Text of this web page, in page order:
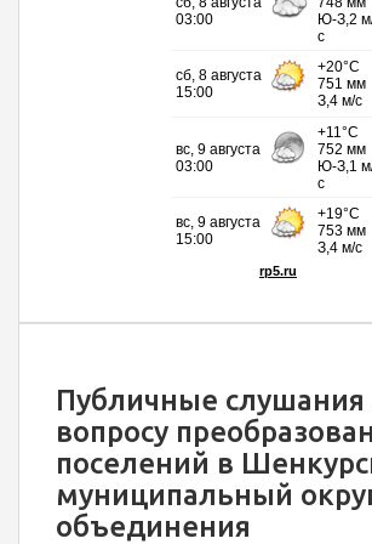
Публичные слушания
вопросу
поселений в
муниципальный
объединения